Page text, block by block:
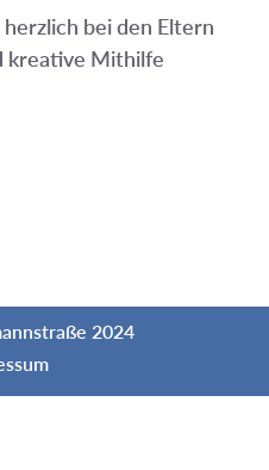
bei den Eltern
kreative Mithilfe
2024